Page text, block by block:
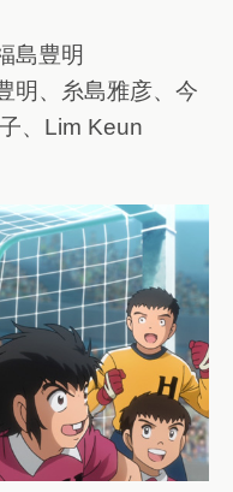
島豊明
明、糸島雅彦、今
、Lim Keun